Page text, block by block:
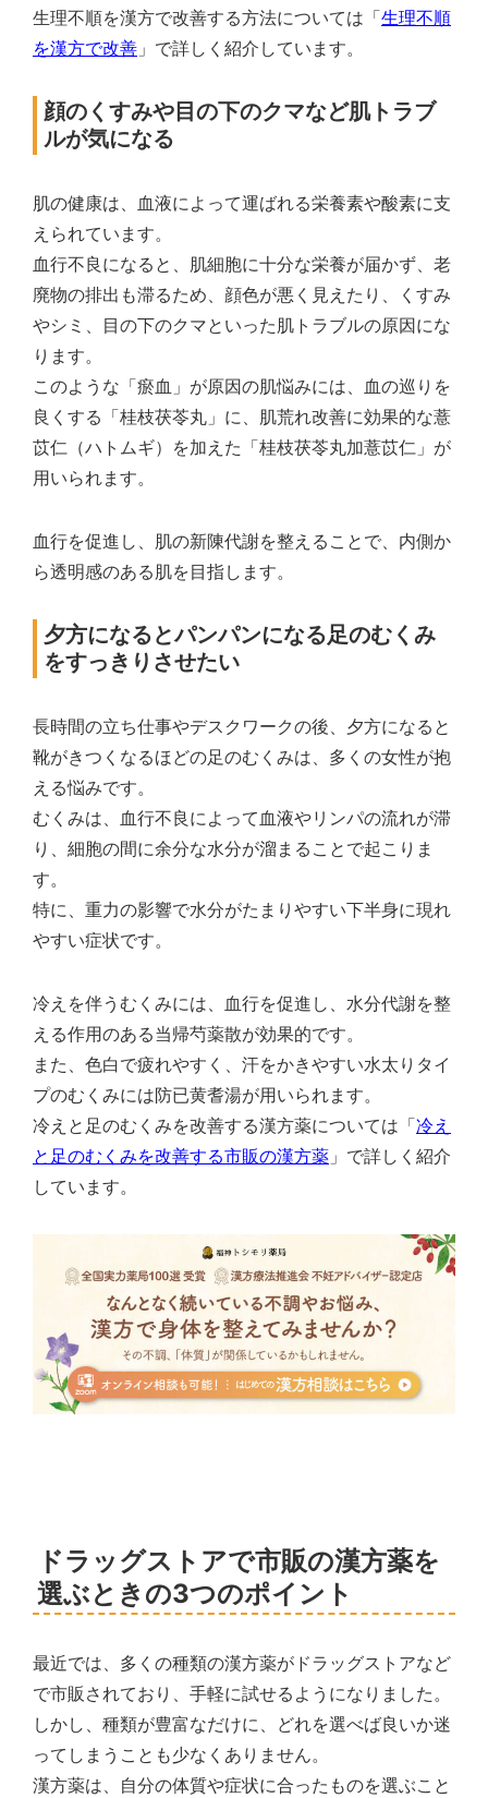
生理不順を漢方で改善する方法については「生理不順
を漢方で改善 」で詳しく紹介しています。
顔のくすみや目の下のクマなど肌トラブ
ルが気になる
肌の健康は、血液によって運ばれる栄養素や酸素に支
えられています。
血行不良になると、肌細胞に十分な栄養が届かず、老
廃物の排出も滞るため、顔色が悪く見えたり、くすみ
やシミ、目の下のクマといった肌トラブルの原因にな
ります。
このような「瘀血」が原因の肌悩みには、血の巡りを
良くする「桂枝茯苓丸」に、肌荒れ改善に効果的な薏
苡仁（ハトムギ）を加えた「桂枝茯苓丸加薏苡仁」が
用いられます。
血行を促進し、肌の新陳代謝を整えることで、内側か
ら透明感のある肌を目指します。
夕方になるとパンパンになる足のむくみ
をすっきりさせたい
長時間の立ち仕事やデスクワークの後、夕方になると
靴がきつくなるほどの足のむくみは、多くの女性が抱
える悩みです。
むくみは、血行不良によって血液やリンパの流れが滞
り、細胞の間に余分な水分が溜まることで起こりま
す。
特に、重力の影響で水分がたまりやすい下半身に現れ
やすい症状です。
冷えを伴うむくみには、血行を促進し、水分代謝を整
える作用のある当帰芍薬散が効果的です。
また、色白で疲れやすく、汗をかきやすい水太りタイ
プのむくみには防已黄耆湯が用いられます。
冷えと足のむくみを改善する漢方薬については「冷え
と足のむくみを改善する市販の漢方薬 」で詳しく紹介
しています。
ドラッグストアで市販の漢方薬を
選ぶときの3つのポイント
最近では、多くの種類の漢方薬がドラッグストアなど
で市販されており、手軽に試せるようになりました。
しかし、種類が豊富なだけに、どれを選べば良いか迷
ってしまうことも少なくありません。
漢方薬は、自分の体質や症状に合ったものを選ぶこと